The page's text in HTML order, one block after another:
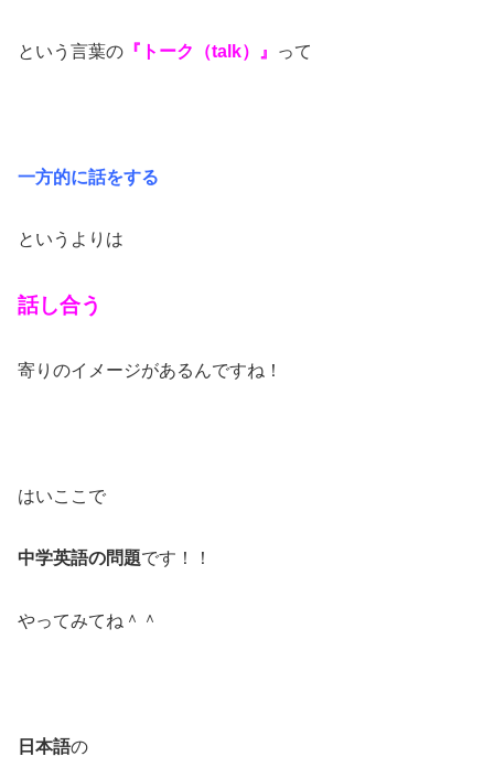
という言葉の 『トーク（talk）』 って
一方的に話をする
というよりは
話し合う
寄りのイメージがあるんですね！
はいここで
中学英語の問題です！！
やってみてね＾＾
日本語の